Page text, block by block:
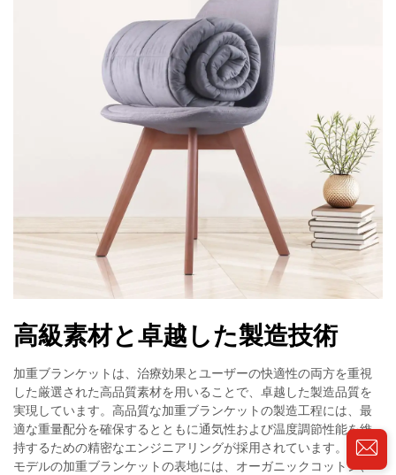
高級素材と卓越した製造技術
加重ブランケットは、治療効果とユーザーの快適性の両方を重視
した厳選された高品質素材を用いることで、卓越した製造品質を
実現しています。高品質な加重ブランケットの製造工程には、最
適な重量配分を確保するとともに通気性および温度調節性能を維
持するための精密なエンジニアリングが採用されています。上位
モデルの加重ブランケットの表地には、オーガニックコットン、